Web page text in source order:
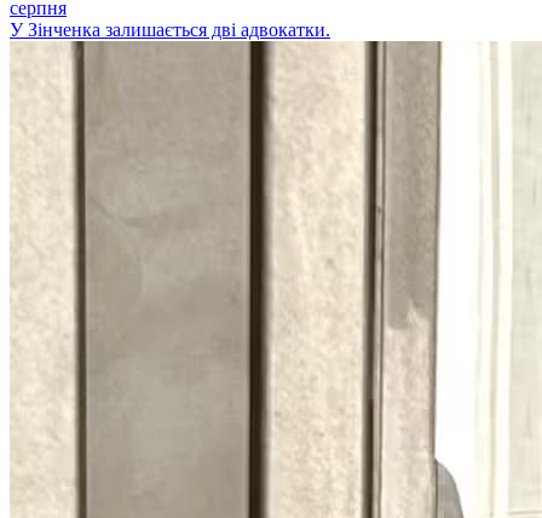
серпня
У Зінченка залишається дві адвокатки.